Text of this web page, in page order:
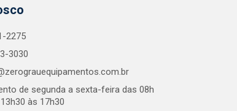
2275
3030
de segunda a sexta-feira das 08h
às 17h30